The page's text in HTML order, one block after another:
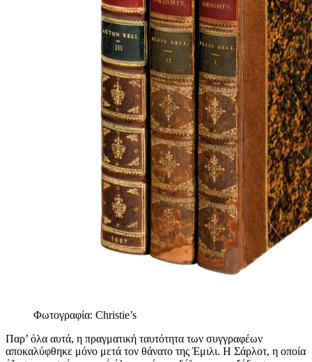
Φωτογραφία: Christie’s
Παρ’ όλα αυτά, η πραγματική ταυτότητα των συγγραφέων
αποκαλύφθηκε μόνο μετά τον θάνατο της Έμιλι. Η Σάρλοτ, η οποία